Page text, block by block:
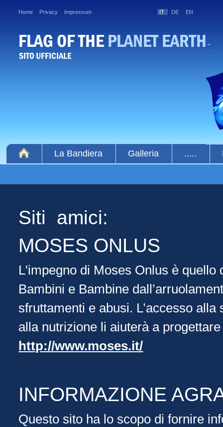
Home Privacy Impressum IT DE EN
La Bandiera Galleria .....
Siti amici:
MOSES ONLUS
L'impegno di Moses Onlus è quello
Bambini e Bambine
sfruttamenti e abusi. L’accesso
alla nutrizione li aiuterà a
http://www.moses.it/
INFORMAZIONE
Questo sito ha lo scopo di fornire